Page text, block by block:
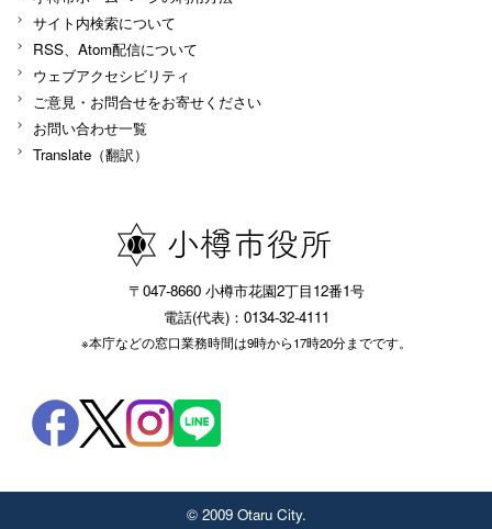
サイト内検索について
RSS、Atom配信について
ウェブアクセシビリティ
ご意見・お問合せをお寄せください
お問い合わせ一覧
Translate（翻訳）
〒047-8660 小樽市花園2丁目12番1号
電話(代表)：0134-32-4111
※本庁などの窓口業務時間は9時から17時20分までです。
© 2009 Otaru City.